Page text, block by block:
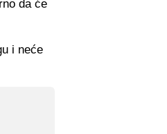
da će
i neće